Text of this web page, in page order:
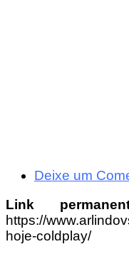
Deixe um
Link
https://
hoje-coldplay/